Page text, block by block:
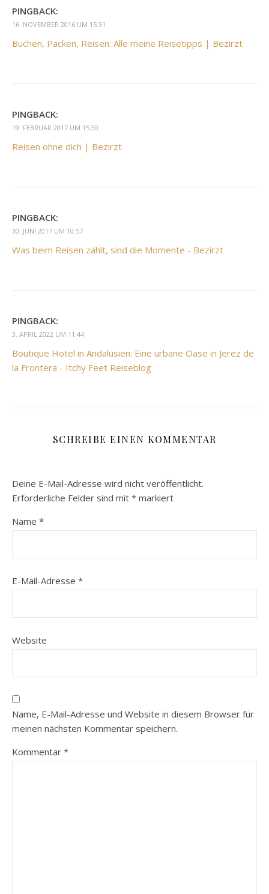
PINGBACK:
16. NOVEMBER 2016 UM 15:51
Buchen, Packen, Reisen: Alle meine Reisetipps | Bezirzt
PINGBACK:
19. FEBRUAR 2017 UM 15:30
Reisen ohne dich | Bezirzt
PINGBACK:
30. JUNI 2017 UM 10:57
Was beim Reisen zählt, sind die Momente - Bezirzt
PINGBACK:
3. APRIL 2022 UM 11:44
Boutique Hotel in Andalusien: Eine urbane Oase in Jerez de
la Frontera - Itchy Feet Reiseblog
SCHREIBE EINEN KOMMENTAR
Deine E-Mail-Adresse wird nicht veröffentlicht.
Erforderliche Felder sind mit * markiert
Name *
E-Mail-Adresse *
Website
Name, E-Mail-Adresse und Website in diesem Browser für
meinen nächsten Kommentar speichern.
Kommentar *